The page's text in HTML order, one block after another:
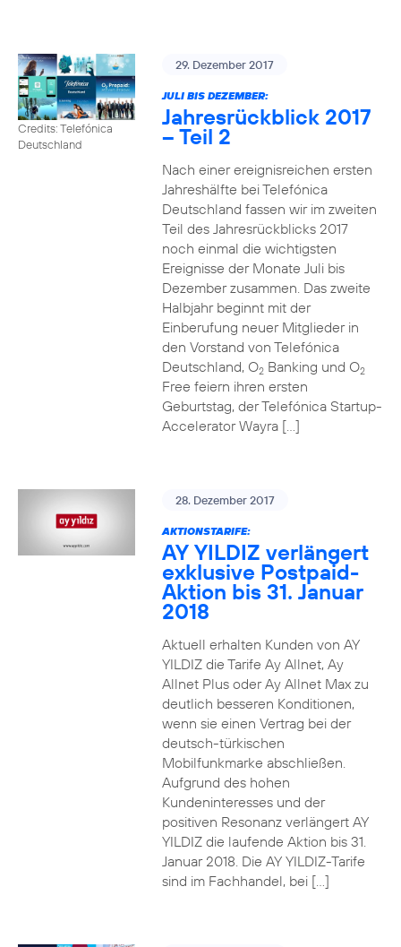
Credits: Telefónica
Deutschland
29. Dezember 2017
JULI BIS DEZEMBER:
Jahresrückblick 2017
– Teil 2
Nach einer ereignisreichen ersten
Jahreshälfte bei Telefónica
Deutschland fassen wir im zweiten
Teil des Jahresrückblicks 2017
noch einmal die wichtigsten
Ereignisse der Monate Juli bis
Dezember zusammen. Das zweite
Halbjahr beginnt mit der
Einberufung neuer Mitglieder in
den Vorstand von Telefónica
Deutschland, O2Banking und O2
Free feiern ihren ersten
Geburtstag, der Telefónica Startup-
Accelerator Wayra […]
28. Dezember 2017
AKTIONSTARIFE:
AY YILDIZ verlängert
exklusive Postpaid-
Aktion bis 31. Januar
2018
Aktuell erhalten Kunden von AY
YILDIZ die Tarife Ay Allnet, Ay
Allnet Plus oder Ay Allnet Max zu
deutlich besseren Konditionen,
wenn sie einen Vertrag bei der
deutsch-türkischen
Mobilfunkmarke abschließen.
Aufgrund des hohen
Kundeninteresses und der
positiven Resonanz verlängert AY
YILDIZ die laufende Aktion bis 31.
Januar 2018. Die AY YILDIZ-Tarife
sind im Fachhandel, bei […]